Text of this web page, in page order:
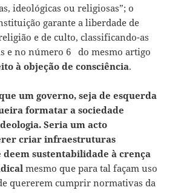
ideológicas ou religiosas”; o
garante a liberdade de
e de culto, classificando-as
e no número 6 do mesmo artigo
à objeção de consciência.
um governo, seja de esquerda
formatar a sociedade
Seria um acto
criar infraestruturas
deem sustentabilidade à crença
mesmo que para tal façam uso
quererem cumprir normativas da